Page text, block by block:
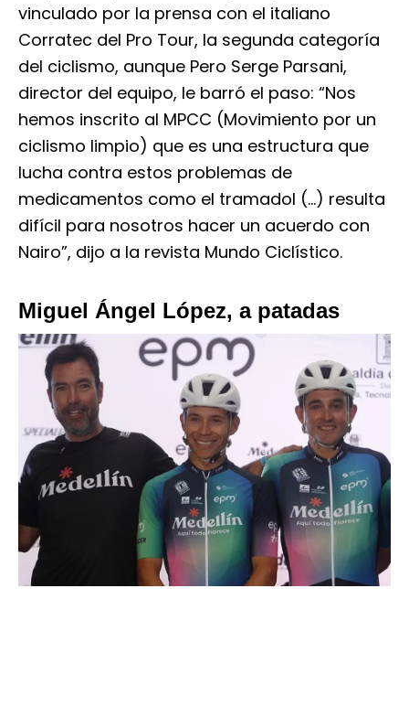
vinculado por la prensa con el italiano
Corratec del Pro Tour, la segunda categoría
del ciclismo, aunque Pero Serge Parsani,
director del equipo, le barró el paso: “Nos
hemos inscrito al MPCC (Movimiento por un
ciclismo limpio) que es una estructura que
lucha contra estos problemas de
medicamentos como el tramadol (…) resulta
difícil para nosotros hacer un acuerdo con
Nairo”, dijo a la revista Mundo Ciclístico.
Miguel Ángel López, a patadas